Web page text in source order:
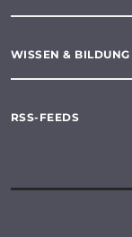
WISSEN & BILDUNG
RSS-FEEDS